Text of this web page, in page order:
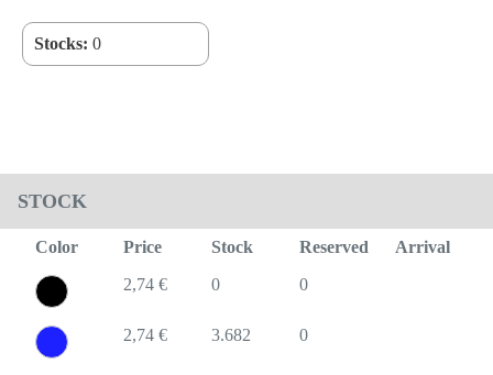
Stocks: 0
STOCK
Color Price Stock Reserved
Arrival
2,74 €
0 0
2,74 € 3.682 0